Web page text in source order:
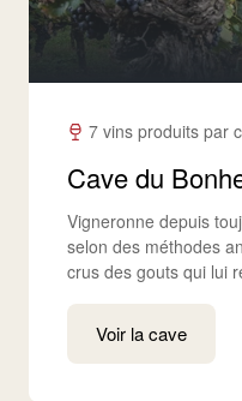
7 vins produits par
Cave du
Vigneronne depuis
selon des méthodes
crus des gouts qui lui
Voir la cave